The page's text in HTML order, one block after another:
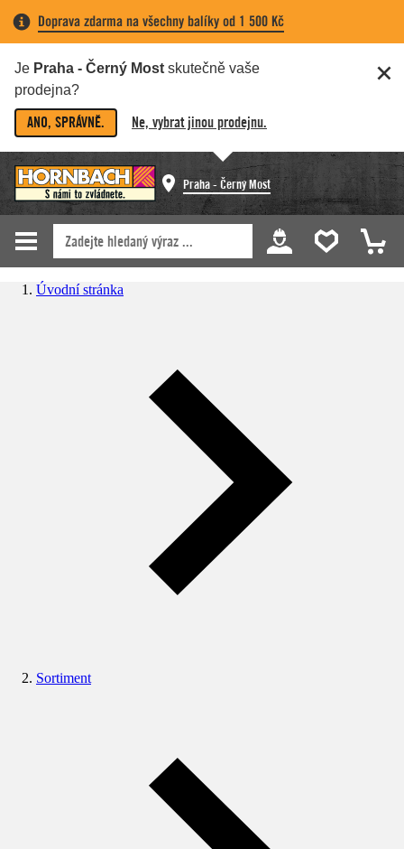
Doprava zdarma na všechny balíky od 1 500 Kč
Je Praha - Černý Most skutečně vaše
prodejna?
ANO, SPRÁVNĚ. Ne, vybrat jinou prodejnu.
Praha - Černý Most
Úvodní stránka
Sortiment